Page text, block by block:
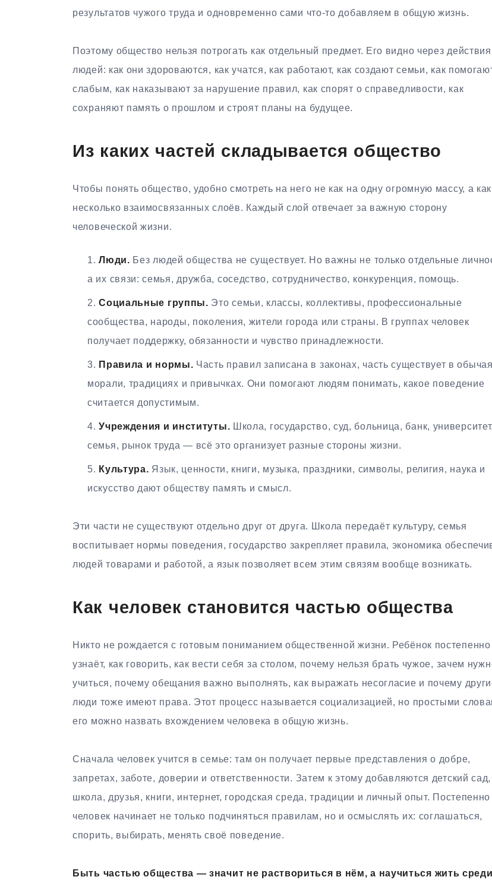
результатов чужого труда и одновременно сами что-то добавляем в общую жизнь.
Поэтому общество нельзя потрогать как отдельный предмет. Его видно через действия
людей: как они здороваются, как учатся, как работают, как создают семьи, как
слабым, как наказывают за нарушение правил, как спорят о справедливости, как
сохраняют память о прошлом и строят планы на будущее.
Из каких частей складывается общество
Чтобы понять общество, удобно смотреть на него не как на одну огромную массу, а
несколько взаимосвязанных слоёв. Каждый слой отвечает за важную сторону
человеческой жизни.
Люди. Без людей общества не существует. Но важны не только отдельные
а их связи: семья, дружба, соседство, сотрудничество, конкуренция, помощь.
Социальные группы. Это семьи, классы, коллективы, профессиональные
сообщества, народы, поколения, жители города или страны. В группах человек
получает поддержку, обязанности и чувство принадлежности.
Правила и нормы. Часть правил записана в законах, часть существует в
морали, традициях и привычках. Они помогают людям понимать, какое поведение
считается допустимым.
Учреждения и институты. Школа, государство, суд, больница, банк, университет,
семья, рынок труда — всё это организует разные стороны жизни.
Культура. Язык, ценности, книги, музыка, праздники, символы, религия, наука и
искусство дают обществу память и смысл.
Эти части не существуют отдельно друг от друга. Школа передаёт культуру, семья
воспитывает нормы поведения, государство закрепляет правила, экономика
людей товарами и работой, а язык позволяет всем этим связям вообще возникать.
Как человек становится частью общества
Никто не рождается с готовым пониманием общественной жизни. Ребёнок постепенно
узнаёт, как говорить, как вести себя за столом, почему нельзя брать чужое, зачем
учиться, почему обещания важно выполнять, как выражать несогласие и почему
люди тоже имеют права. Этот процесс называется социализацией, но простыми
его можно назвать вхождением человека в общую жизнь.
Сначала человек учится в семье: там он получает первые представления о добре,
запретах, заботе, доверии и ответственности. Затем к этому добавляются детский сад,
школа, друзья, книги, интернет, городская среда, традиции и личный опыт. Постепенно
человек начинает не только подчиняться правилам, но и осмыслять их: соглашаться,
спорить, выбирать, менять своё поведение.
Быть частью общества — значит не раствориться в нём, а научиться жить среди